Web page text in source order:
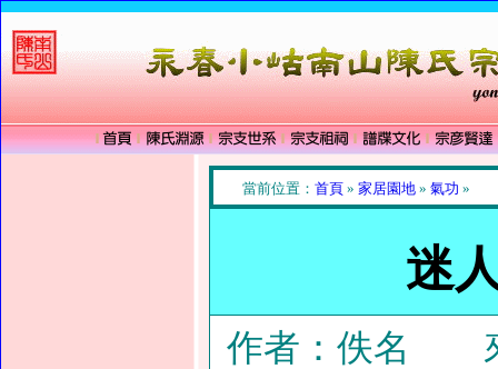
當前位置：首頁 » 家居園地 » 氣功 »
迷
作者：佚名